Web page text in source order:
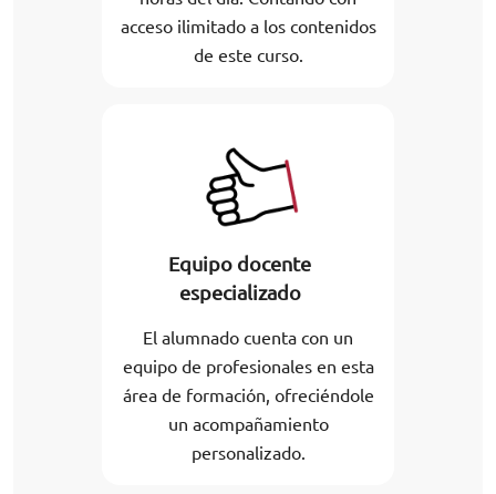
acceso ilimitado a los contenidos
de este curso.
Equipo docente
especializado
El alumnado cuenta con un
equipo de profesionales en esta
área de formación, ofreciéndole
un acompañamiento
personalizado.